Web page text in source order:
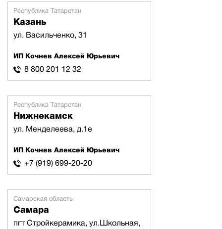
Республика Татарстан
Казань
ул. Васильченко, 31
ИП Кочнев Алексей Юрьевич
8 800 201 12 32
Республика Татарстан
Нижнекамск
ул. Менделеева, д.1е
ИП Кочнев Алексей Юрьевич
+7 (919) 699-20-20
Самарская область
Самара
пгт Стройкерамика, ул.Школьная,